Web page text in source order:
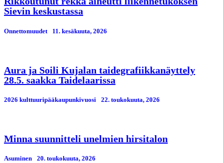
Sievin keskustassa
Onnettomuudet 11. kesäkuuta, 2026
Aura ja Soili Kujalan taidegrafiikkanäyttely
28.5. saakka Taidelaarissa
2026 kulttuuripääkaupunkivuosi 22. toukokuuta, 2026
Minna suunnitteli unelmien hirsitalon
Asuminen 20. toukokuuta, 2026